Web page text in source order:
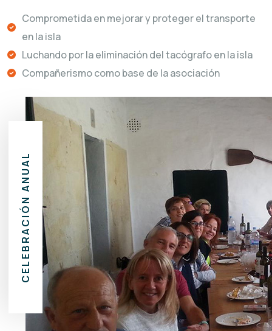
Comprometida en mejorar y proteger el transporte
en la isla
Luchando por la eliminación del tacógrafo en la isla
Compañerismo como base de la asociación
CELEBRACIÓN ANUAL